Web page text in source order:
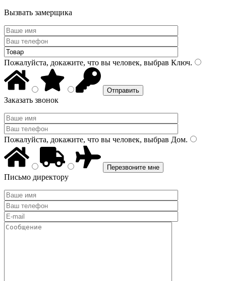
Вызвать замерщика
Пожалуйста, докажите, что вы человек, выбрав Ключ.
Заказать звонок
Пожалуйста, докажите, что вы человек, выбрав Дом.
Письмо директору